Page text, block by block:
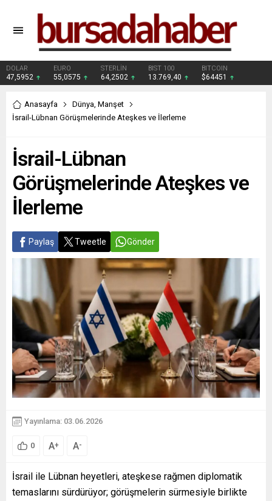
DOLAR
47,5952
EURO
55,0575
STERLİN
64,2502
BIST 100
13.769,40
BITCOIN
$64451
Anasayfa Dünya, Manşet
İsrail-Lübnan Görüşmelerinde Ateşkes ve İlerleme
İsrail-Lübnan
Görüşmelerinde Ateşkes ve
İlerleme
Paylaş Tweetle Gönder
Yayınlama: 03.06.2026
0 A+ A-
İsrail ile Lübnan heyetleri, ateşkese rağmen diplomatik
temaslarını sürdürüyor; görüşmelerin sürmesiyle birlikte